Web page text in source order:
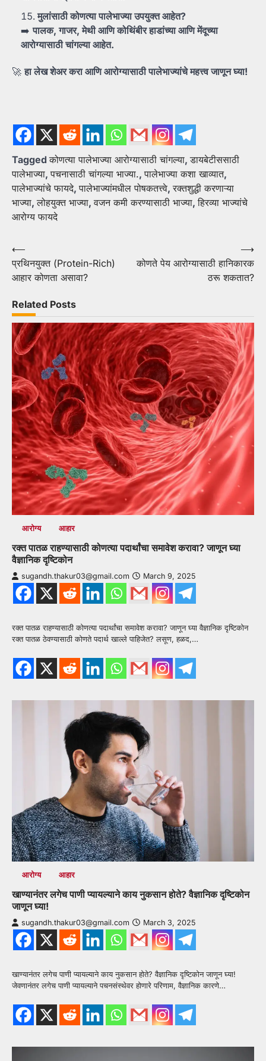
मुलांसाठीकोणत्यापालेभाज्याउपयुक्तआहेत?
➡️पालक,गाजर,मेथीआणिकोथिंबीरहाडांच्याआणिमेंदूच्या
आरोग्यासाठीचांगल्याआहेत.
🚀हालेखशेअरकराआणिआरोग्यासाठीपालेभाज्यांचेमहत्त्वजाणूनघ्या!
Taggedकोणत्या पालेभाज्या आरोग्यासाठी चांगल्या,डायबेटीससाठी
पालेभाज्या,पचनासाठी चांगल्या भाज्या.,पालेभाज्या कशा खाव्यात,
पालेभाज्यांचे फायदे,पालेभाज्यांमधील पोषकतत्त्वे,रक्तशुद्धी करणाऱ्या
भाज्या,लोहयुक्त भाज्या,वजन कमी करण्यासाठी भाज्या,हिरव्या भाज्यांचे
आरोग्य फायदे
Post
navigation
⟵
प्रथिनयुक्त (Protein-Rich)
आहार कोणता असावा?
कोणते पेय आरोग्यासाठी हानिकारक
ठरू शकतात?
⟶
Related Posts
आरोग्य आहार
रक्त पातळ राहण्यासाठी कोणत्या पदार्थांचा समावेश करावा? जाणून घ्या
वैज्ञानिक दृष्टिकोन
sugandh.thakur03@gmail.com March 9, 2025
रक्त पातळ राहण्यासाठी कोणत्या पदार्थांचा समावेश करावा? जाणून घ्या वैज्ञानिक दृष्टिकोन
रक्त पातळ ठेवण्यासाठी कोणते पदार्थ खाल्ले पाहिजेत? लसूण, हळद,…
आरोग्य आहार
खाण्यानंतर लगेच पाणी प्यायल्याने काय नुकसान होते? वैज्ञानिक दृष्टिकोन
जाणून घ्या!
sugandh.thakur03@gmail.com March 3, 2025
खाण्यानंतर लगेच पाणी प्यायल्याने काय नुकसान होते? वैज्ञानिक दृष्टिकोन जाणून घ्या!
जेवणानंतर लगेच पाणी प्यायल्याने पचनसंस्थेवर होणारे परिणाम, वैज्ञानिक कारणे…